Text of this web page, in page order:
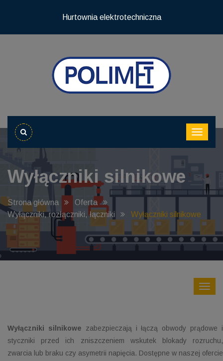
Hurtownia elektrotechniczna
Wyłączniki silnikowe
Strona główna
Oferta
Wyłączniki, rozłączniki, łączniki
Wyłączniki silnikowe
Wyłączniki silnikowe zabezpieczają i łączą obwody prądowe i
styczniki przed ich zniszczeniem wskutek blokady rozruchu,
zwarcia lub braku czy asymetrii napięcia. Dostępne w naszej ofercie